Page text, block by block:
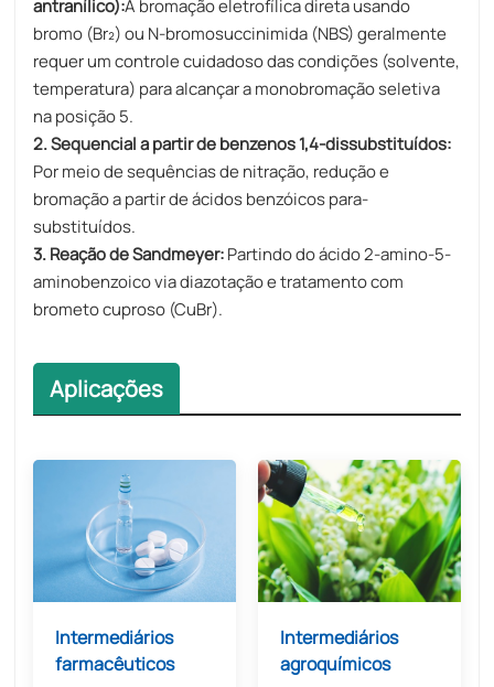
antranílico):A bromação eletrofílica direta usando
bromo (Br₂) ou N-bromosuccinimida (NBS) geralmente
requer um controle cuidadoso das condições (solvente,
temperatura) para alcançar a monobromação seletiva
na posição 5.
2. Sequencial a partir de benzenos 1,4-dissubstituídos:
Por meio de sequências de nitração, redução e
bromação a partir de ácidos benzóicos para-
substituídos.
3. Reação de Sandmeyer:Partindo do ácido 2-amino-5-
aminobenzoico via diazotação e tratamento com
brometo cuproso (CuBr).
Aplicações
Intermediários
farmacêuticos
Intermediários
agroquímicos